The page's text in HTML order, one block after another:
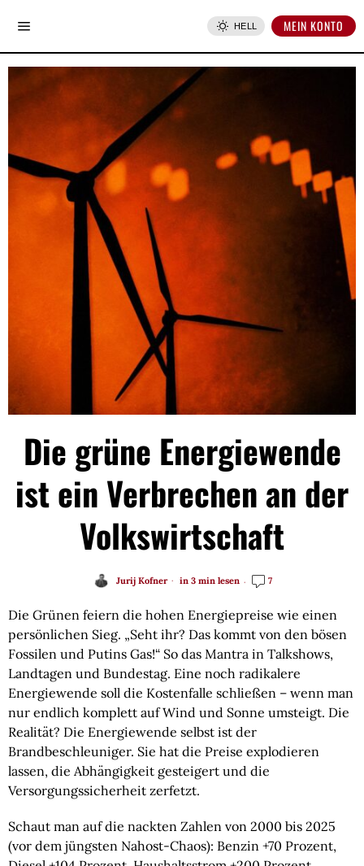
HELL MEIN KONTO
Die grüne Energiewende
ist ein Verbrechen an der
Volkswirtschaft
Jurij Kofner in 3 min lesen 7
Die Grünen feiern die hohen Energiepreise wie einen
persönlichen Sieg. „Seht ihr? Das kommt von den bösen
Fossilen und Putins Gas!“ So das Mantra in Talkshows,
Landtagen und Bundestag. Eine noch radikalere
Energiewende soll die Kostenfalle schließen – wenn man
nur endlich komplett auf Wind und Sonne umsteigt. Die
Realität? Die Energiewende selbst ist der
Brandbeschleuniger. Sie hat die Preise explodieren
lassen, die Abhängigkeit gesteigert und die
Versorgungssicherheit zerfetzt.
Schaut man auf die nackten Zahlen von 2000 bis 2025
(vor dem jüngsten Nahost-Chaos): Benzin +70 Prozent,